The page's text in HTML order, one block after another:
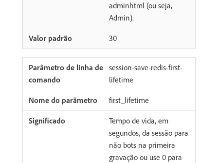
adminhtml (ou seja,
Admin).
30
session-save-redis-first-
lifetime
first_lifetime
Tempo de vida, em
segundos, da sessão para
não bots na primeira
gravação ou use 0 para